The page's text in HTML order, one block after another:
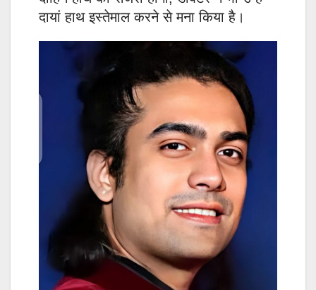
दायां हाथ इस्तेमाल करने से मना किया है।